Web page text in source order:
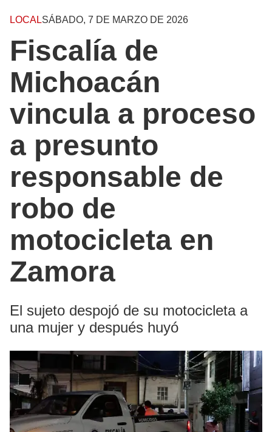
LOCALSÁBADO, 7 DE MARZO DE 2026
Fiscalía de
Michoacán
vincula a proceso
a presunto
responsable de
robo de
motocicleta en
Zamora
El sujeto despojó de su motocicleta a
una mujer y después huyó